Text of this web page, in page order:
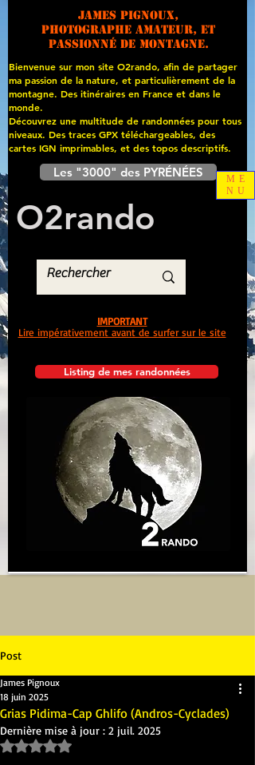
James PIGNOUX,
photographe amateur, et
passionné de montagne.
Bienvenue sur mon site O2rando, afin de partager
ma passion de la nature, et particulièrement de la
montagne. Des itinéraires en France et dans le
monde.
Découvrez une multitude de randonnées pour tous
niveaux. Des traces GPX téléchargeables, des
cartes IGN imprimables, et des topos descriptifs.
Les "3000" des PYRÉNÉES
O2rando
Listing de mes randonnées
IMPORTANT
Lire impérativement avant de surfer sur le site
ME
NU
Post
Grias Pidima-Cap Ghlifo (Andros-Cyclades)
James Pignoux
18 juin 2025
Dernière mise à jour : 2 juil. 2025
Noté NaN étoiles sur 5.